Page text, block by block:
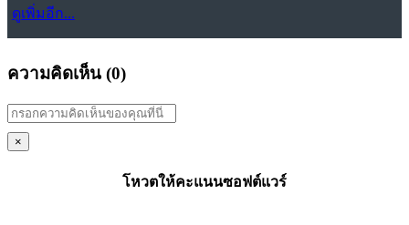
ดูเพิ่มอีก...
ความคิดเห็น (0)
×
โหวตให้คะแนนซอฟต์แวร์